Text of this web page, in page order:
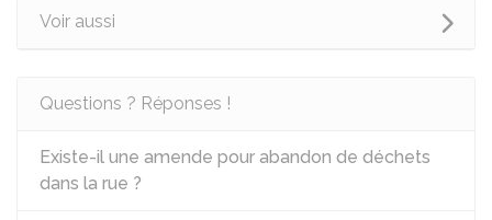
Voir aussi
Questions ? Réponses !
Existe-il une amende pour abandon de déchets
dans la rue ?